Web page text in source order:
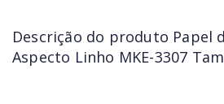
Descrição do produto Papel
Aspecto Linho MKE-3307